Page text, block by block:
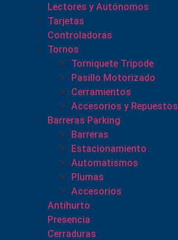
Lectores y Autónomos
Tarjetas
Controladoras
Tornos
Torniquete Tripode
Pasillo Motorizado
Cerramientos
Accesorios y Repuestos
Barreras Parking
Barreras
Estacionamiento
Automatismos
Plumas
Accesorios
Antihurto
Presencia
Cerraduras